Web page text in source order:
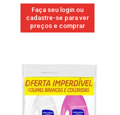
Faça seu login ou
cadastre-se para ver
preços e comprar